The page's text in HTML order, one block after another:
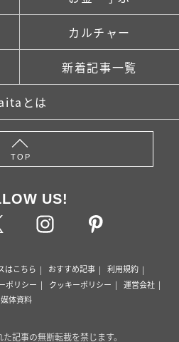
カルチャー
新着記事一覧
とは
TOP
US!
はこちら おすすめ記事
利用規約
ポリシー クッキーポリシー
運営会社
媒体資料
記事の無断転載を禁じます。